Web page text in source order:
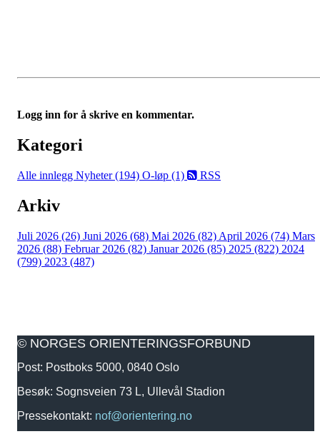
Logg inn for å skrive en kommentar.
Kategori
Alle innlegg Nyheter (194) O-løp (1) RSS
Arkiv
Juli 2026 (26) Juni 2026 (68) Mai 2026 (82) April 2026 (74) Mars
2026 (88) Februar 2026 (82) Januar 2026 (85) 2025 (822) 2024
(799) 2023 (487)
© NORGES ORIENTERINGSFORBUND
Post: Postboks 5000, 0840 Oslo
Besøk: Sognsveien 73 L, Ullevål Stadion
Pressekontakt: nof@orientering.no